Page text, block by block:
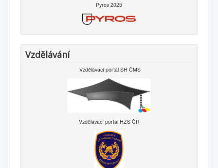
Pyros 2025
Vzdělávání
Vzdělávací portál SH ČMS
Vzdělávací portál HZS ČR